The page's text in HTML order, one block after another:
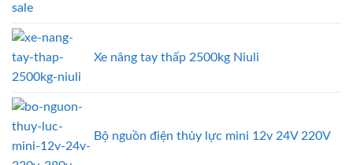
Xe nâng tay thấp 2500kg Niuli
Bộ nguồn điện thủy lực mini 12v 24V 220V